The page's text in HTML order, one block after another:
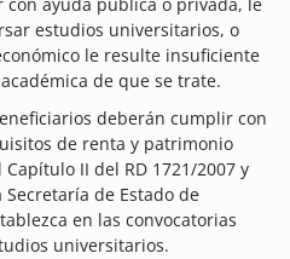
estudios universitarios, o
le resulte insuficiente
de que se trate.
deberán cumplir con
de renta y patrimonio
II del RD 1721/2007 y
de Estado de
en las convocatorias
universitarios.